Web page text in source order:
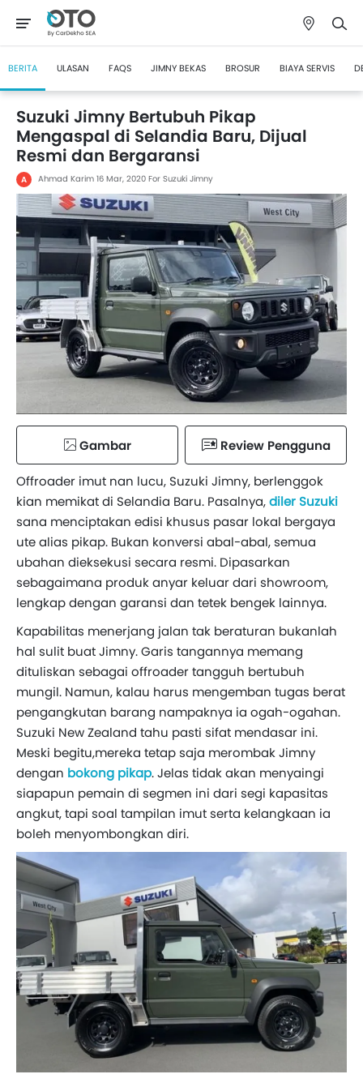
BERITA ULASAN FAQS JIMNY BEKAS BROSUR BIAYA SERVIS
Suzuki Jimny Bertubuh Pikap
Mengaspal di Selandia Baru, Dijual
Resmi dan Bergaransi
A Ahmad Karim 16 Mar, 2020 For Suzuki Jimny
Gambar Review Pengguna
Offroader imut nan lucu, Suzuki Jimny, berlenggok
kian memikat di Selandia Baru. Pasalnya,diler Suzuki
sana menciptakan edisi khusus pasar lokal bergaya
ute alias pikap. Bukan konversi abal-abal, semua
ubahan dieksekusi secara resmi. Dipasarkan
sebagaimana produk anyar keluar dari showroom,
lengkap dengan garansi dan tetek bengek lainnya.
Kapabilitas menerjang jalan tak beraturan bukanlah
hal sulit buat Jimny. Garis tangannya memang
dituliskan sebagai offroader tangguh bertubuh
mungil. Namun, kalau harus mengemban tugas berat
pengangkutan barang nampaknya ia ogah-ogahan.
Suzuki New Zealand tahu pasti sifat mendasar ini.
Meski begitu,mereka tetap saja merombak Jimny
dengan bokong pikap. Jelas tidak akan menyaingi
siapapun pemain di segmen ini dari segi kapasitas
angkut, tapi soal tampilan imut serta kelangkaan ia
boleh menyombongkan diri.